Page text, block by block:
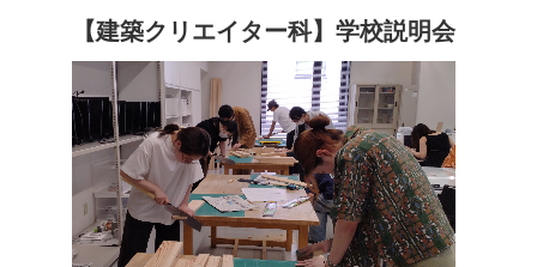
【建築クリエイター科】学校説明会